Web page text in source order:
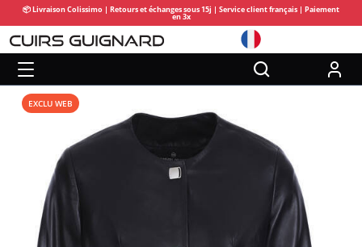
📦 Livraison Colissimo | Retours et échanges sous 15j | Service client français | Paiement
en 3x
EXCLU WEB